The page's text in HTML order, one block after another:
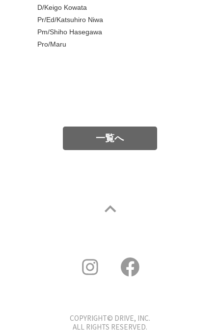
D/Keigo Kowata
Pr/Ed/Katsuhiro Niwa
Pm/Shiho Hasegawa
Pro/Maru
一覧へ
COPYRIGHT© DRIVE, INC.
ALL RIGHTS RESERVED.